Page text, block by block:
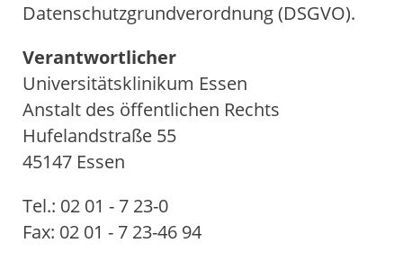
Datenschutzgrundverordnung (DSGVO).
Verantwortlicher
Universitätsklinikum Essen
Anstalt des öffentlichen Rechts
Hufelandstraße 55
45147 Essen
Tel.: 02 01 - 7 23-0
Fax: 02 01 - 7 23-46 94